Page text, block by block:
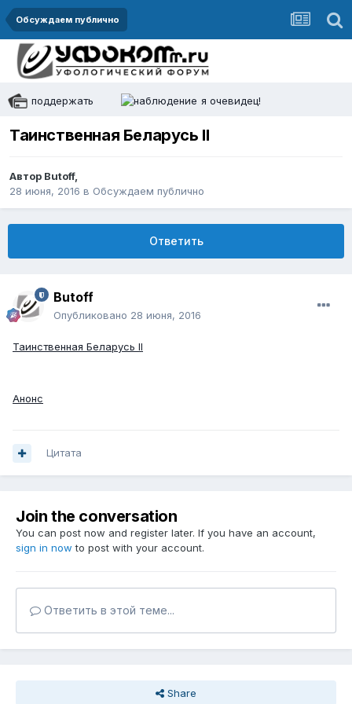
Обсуждаем публично
поддержать я очевидец!
Таинственная Беларусь II
Автор Butoff,
28 июня, 2016 в Обсуждаем публично
Ответить
Butoff
Опубликовано 28 июня, 2016
Таинственная Беларусь II
Анонс
Цитата
Join the conversation
You can post now and register later. If you have an account,
sign in now to post with your account.
Ответить в этой теме...
Share